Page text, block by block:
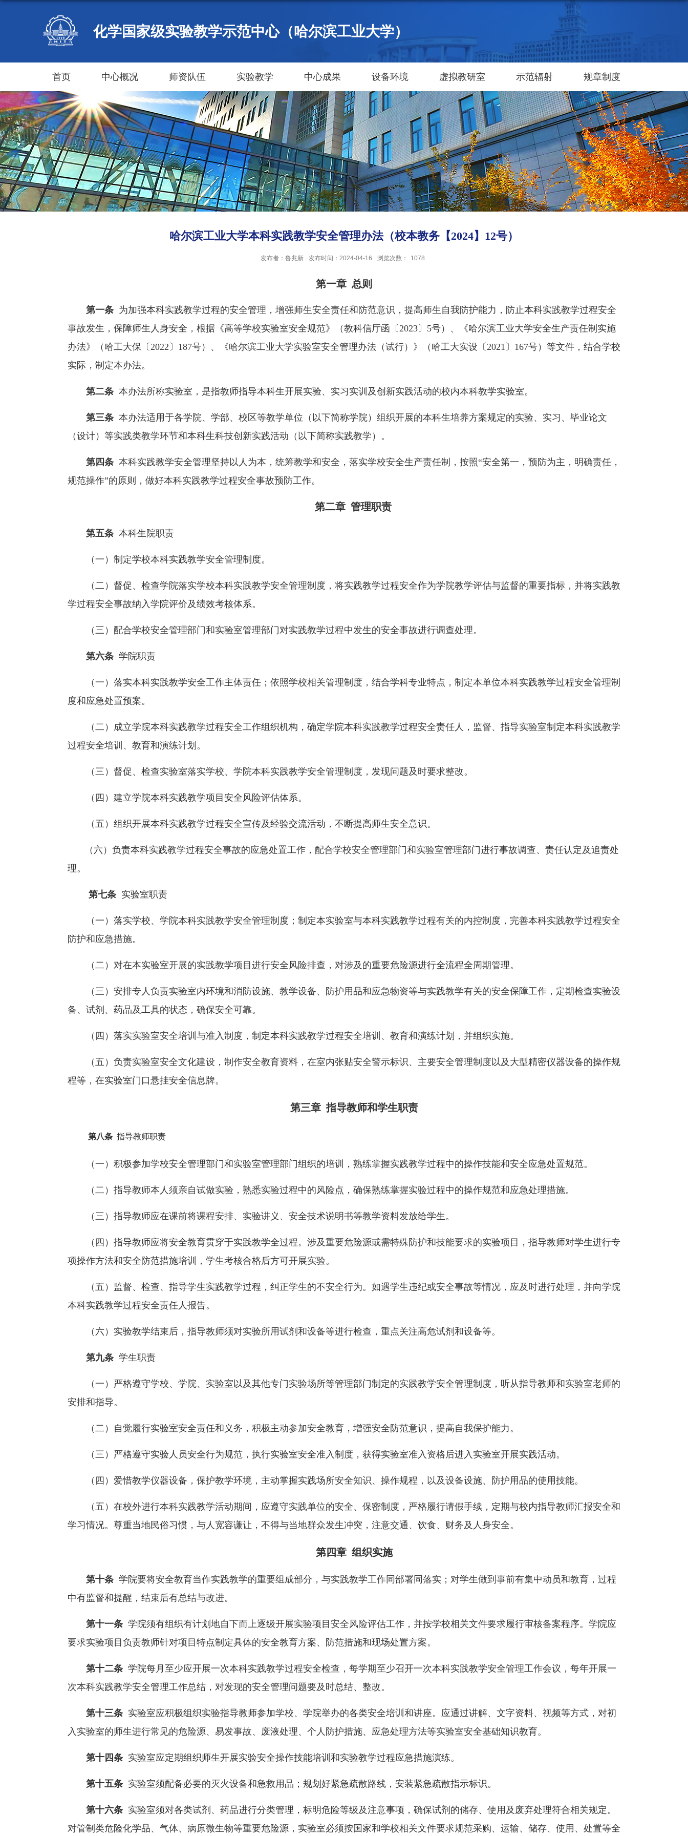
化学国家级实验教学示范中心（哈尔滨工业大学）
首页 中心概况 师资队伍 实验教学 中心成果 设备环境 虚拟教研室 示范辐射 规章制度
哈尔滨工业大学本科实践教学安全管理办法（校本教务【2024】12号）
发布者：鲁兆新 发布时间：2024-04-16 浏览次数： 1078
第一章 总则
第一条 为加强本科实践教学过程的安全管理，增强师生安全责任和防范意识，提高师生自我防护能力，防止本科实践教学过程安全
事故发生，保障师生人身安全，根据《高等学校实验室安全规范》（教科信厅函〔2023〕5号）、《哈尔滨工业大学安全生产责任制实施
办法》（哈工大保〔2022〕187号）、《哈尔滨工业大学实验室安全管理办法（试行）》（哈工大实设〔2021〕167号）等文件，结合学校
实际，制定本办法。
第二条 本办法所称实验室，是指教师指导本科生开展实验、实习实训及创新实践活动的校内本科教学实验室。
第三条 本办法适用于各学院、学部、校区等教学单位（以下简称学院）组织开展的本科生培养方案规定的实验、实习、毕业论文
（设计）等实践类教学环节和本科生科技创新实践活动（以下简称实践教学）。
第四条 本科实践教学安全管理坚持以人为本，统筹教学和安全，落实学校安全生产责任制，按照“安全第一，预防为主，明确责任，
规范操作”的原则，做好本科实践教学过程安全事故预防工作。
第二章 管理职责
第五条 本科生院职责
（一）制定学校本科实践教学安全管理制度。
（二）督促、检查学院落实学校本科实践教学安全管理制度，将实践教学过程安全作为学院教学评估与监督的重要指标，并将实践教
学过程安全事故纳入学院评价及绩效考核体系。
（三）配合学校安全管理部门和实验室管理部门对实践教学过程中发生的安全事故进行调查处理。
第六条 学院职责
（一）落实本科实践教学安全工作主体责任；依照学校相关管理制度，结合学科专业特点，制定本单位本科实践教学过程安全管理制
度和应急处置预案。
（二）成立学院本科实践教学过程安全工作组织机构，确定学院本科实践教学过程安全责任人，监督、指导实验室制定本科实践教学
过程安全培训、教育和演练计划。
（三）督促、检查实验室落实学校、学院本科实践教学安全管理制度，发现问题及时要求整改。
（四）建立学院本科实践教学项目安全风险评估体系。
（五）组织开展本科实践教学过程安全宣传及经验交流活动，不断提高师生安全意识。
（六）负责本科实践教学过程安全事故的应急处置工作，配合学校安全管理部门和实验室管理部门进行事故调查、责任认定及追责处
理。
第七条 实验室职责
（一）落实学校、学院本科实践教学安全管理制度；制定本实验室与本科实践教学过程有关的内控制度，完善本科实践教学过程安全
防护和应急措施。
（二）对在本实验室开展的实践教学项目进行安全风险排查，对涉及的重要危险源进行全流程全周期管理。
（三）安排专人负责实验室内环境和消防设施、教学设备、防护用品和应急物资等与实践教学有关的安全保障工作，定期检查实验设
备、试剂、药品及工具的状态，确保安全可靠。
（四）落实实验室安全培训与准入制度，制定本科实践教学过程安全培训、教育和演练计划，并组织实施。
（五）负责实验室安全文化建设，制作安全教育资料，在室内张贴安全警示标识、主要安全管理制度以及大型精密仪器设备的操作规
程等，在实验室门口悬挂安全信息牌。
第三章 指导教师和学生职责
第八条 指导教师职责
（一）积极参加学校安全管理部门和实验室管理部门组织的培训，熟练掌握实践教学过程中的操作技能和安全应急处置规范。
（二）指导教师本人须亲自试做实验，熟悉实验过程中的风险点，确保熟练掌握实验过程中的操作规范和应急处理措施。
（三）指导教师应在课前将课程安排、实验讲义、安全技术说明书等教学资料发放给学生。
（四）指导教师应将安全教育贯穿于实践教学全过程。涉及重要危险源或需特殊防护和技能要求的实验项目，指导教师对学生进行专
项操作方法和安全防范措施培训，学生考核合格后方可开展实验。
（五）监督、检查、指导学生实践教学过程，纠正学生的不安全行为。如遇学生违纪或安全事故等情况，应及时进行处理，并向学院
本科实践教学过程安全责任人报告。
（六）实验教学结束后，指导教师须对实验所用试剂和设备等进行检查，重点关注高危试剂和设备等。
第九条 学生职责
（一）严格遵守学校、学院、实验室以及其他专门实验场所等管理部门制定的实践教学安全管理制度，听从指导教师和实验室老师的
安排和指导。
（二）自觉履行实验室安全责任和义务，积极主动参加安全教育，增强安全防范意识，提高自我保护能力。
（三）严格遵守实验人员安全行为规范，执行实验室安全准入制度，获得实验室准入资格后进入实验室开展实践活动。
（四）爱惜教学仪器设备，保护教学环境，主动掌握实践场所安全知识、操作规程，以及设备设施、防护用品的使用技能。
（五）在校外进行本科实践教学活动期间，应遵守实践单位的安全、保密制度，严格履行请假手续，定期与校内指导教师汇报安全和
学习情况。尊重当地民俗习惯，与人宽容谦让，不得与当地群众发生冲突，注意交通、饮食、财务及人身安全。
第四章 组织实施
第十条 学院要将安全教育当作实践教学的重要组成部分，与实践教学工作同部署同落实；对学生做到事前有集中动员和教育，过程
中有监督和提醒，结束后有总结与改进。
第十一条 学院须有组织有计划地自下而上逐级开展实验项目安全风险评估工作，并按学校相关文件要求履行审核备案程序。学院应
要求实验项目负责教师针对项目特点制定具体的安全教育方案、防范措施和现场处置方案。
第十二条 学院每月至少应开展一次本科实践教学过程安全检查，每学期至少召开一次本科实践教学安全管理工作会议，每年开展一
次本科实践教学安全管理工作总结，对发现的安全管理问题要及时总结、整改。
第十三条 实验室应积极组织实验指导教师参加学校、学院举办的各类安全培训和讲座。应通过讲解、文字资料、视频等方式，对初
入实验室的师生进行常见的危险源、易发事故、废液处理、个人防护措施、应急处理方法等实验室安全基础知识教育。
第十四条 实验室应定期组织师生开展实验安全操作技能培训和实验教学过程应急措施演练。
第十五条 实验室须配备必要的灭火设备和急救用品；规划好紧急疏散路线，安装紧急疏散指示标识。
第十六条 实验室须对各类试剂、药品进行分类管理，标明危险等级及注意事项，确保试剂的储存、使用及废弃处理符合相关规定。
对管制类危险化学品、气体、病原微生物等重要危险源，实验室必须按国家和学校相关文件要求规范采购、运输、储存、使用、处置等全